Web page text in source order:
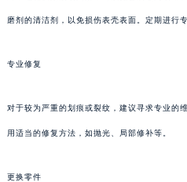
磨剂的清洁剂，以免损伤表壳表面。定期进行
专业修复
对于较为严重的划痕或裂纹，建议寻求专业的
用适当的修复方法，如抛光、局部修补等。
更换零件